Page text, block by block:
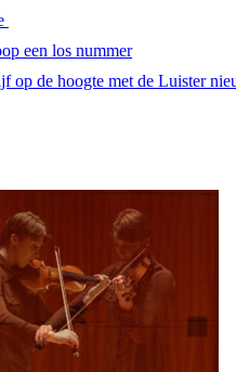
een los nummer
op de hoogte met de Luister